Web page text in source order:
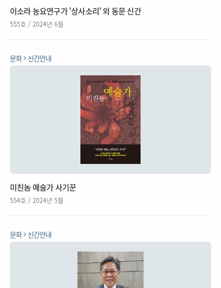
이소라 농요연구가 '상사소리' 외 동문 신간
555호 / 2024년 6월
문화 신간안내
미친놈 예술가 사기꾼
554호 / 2024년 5월
문화 신간안내